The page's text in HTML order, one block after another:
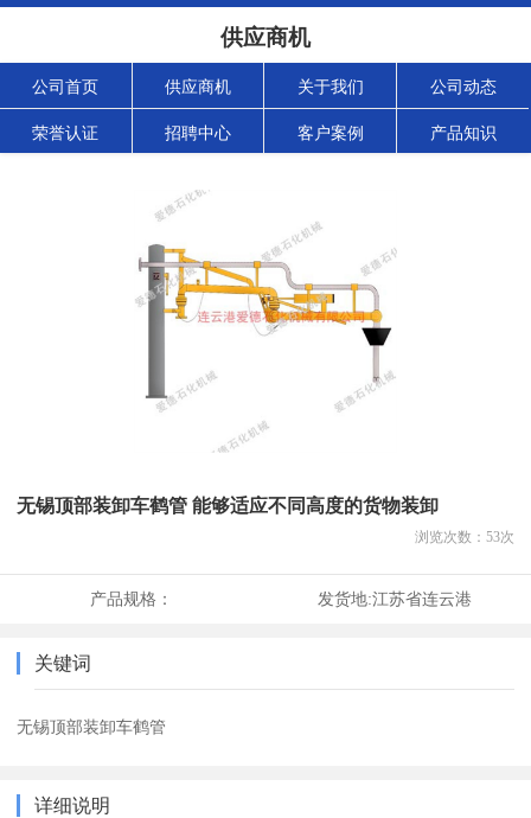
供应商机
公司首页 供应商机 关于我们 公司动态
荣誉认证 招聘中心 客户案例 产品知识
无锡顶部装卸车鹤管 能够适应不同高度的货物装卸
浏览次数： 53次
产品规格： 发货地:江苏省连云港
关键词
无锡顶部装卸车鹤管
详细说明